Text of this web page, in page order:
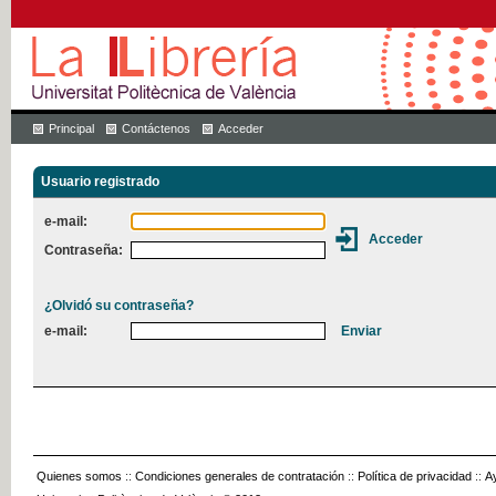
Principal Contáctenos Acceder
Usuario registrado
e-mail:
Contraseña:
¿Olvidó su contraseña?
e-mail:
Quienes somos :: Condiciones generales de contratación :: Política de privacidad ::